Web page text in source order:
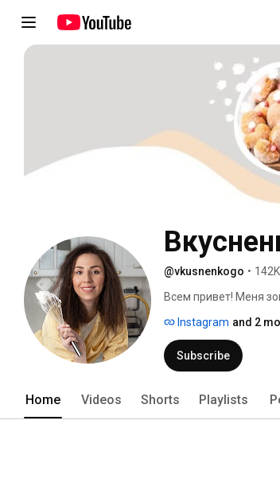
@vkusnenkogo •
Всем привет! Меня
выпечки и десертов
Instagram and 2
Subscribe
Home Videos Shorts Playlists